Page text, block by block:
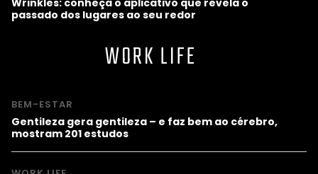
passado dos lugares ao seu redor
WORK LIFE
BEM-ESTAR
Gentileza gera gentileza – e faz bem ao cérebro,
mostram 201 estudos